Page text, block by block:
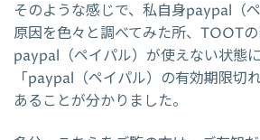
そのような感じで、私自身paypal（
原因を色々と調べてみた所、TOOT
paypal（ペイパル）が使えない状態
「paypal（ペイパル）の有効期限切
あることが分かりました。